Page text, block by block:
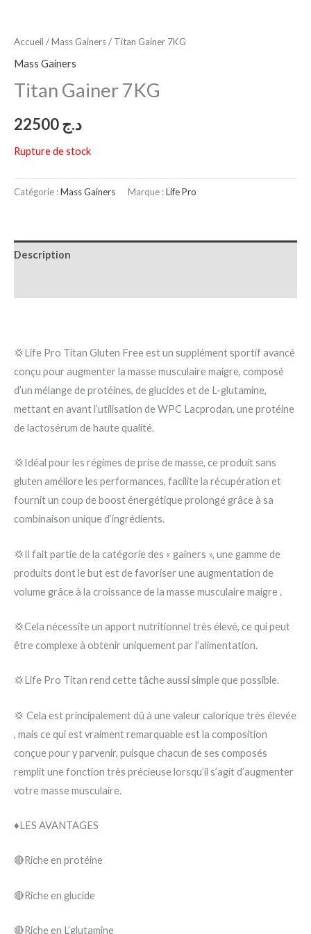
Accueil /Mass Gainers/ Titan Gainer 7KG
Mass Gainers
Titan Gainer 7KG
د.ج
Rupture de stock
Catégorie :Mass Gainers Marque :Life Pro
Description
💢Life Pro Titan Gluten Free est un supplément sportif avancé
conçu pour augmenter la masse musculaire maigre, composé
d’un mélange de protéines, de glucides et de L-glutamine,
mettant en avant l’utilisation de WPC Lacprodan, une protéine
de lactosérum de haute qualité.
💢Idéal pour les régimes de prise de masse, ce produit sans
gluten améliore les performances, facilite la récupération et
fournit un coup de boost énergétique prolongé grâce à sa
combinaison unique d’ingrédients.
💢Il fait partie de la catégorie des « gainers », une gamme de
produits dont le but est de favoriser une augmentation de
volume grâce à la croissance de la masse musculaire maigre .
💢Cela nécessite un apport nutritionnel très élevé, ce qui peut
être complexe à obtenir uniquement par l’alimentation.
💢Life Pro Titan rend cette tâche aussi simple que possible.
💢 Cela est principalement dû à une valeur calorique très élevée
, mais ce qui est vraiment remarquable est la composition
conçue pour y parvenir, puisque chacun de ses composés
remplit une fonction très précieuse lorsqu’il s’agit d’augmenter
votre masse musculaire.
♦️LES AVANTAGES
🔴Riche en protéine
🔴Riche en glucide
🔴Riche en L’glutamine